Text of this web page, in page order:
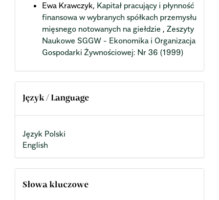
Ewa Krawczyk, Kapitał pracujący i płynność
finansowa w wybranych spółkach przemysłu
mięsnego notowanych na giełdzie , Zeszyty
Naukowe SGGW - Ekonomika i Organizacja
Gospodarki Żywnościowej: Nr 36 (1999)
Język / Language
Język Polski
English
Słowa kluczowe